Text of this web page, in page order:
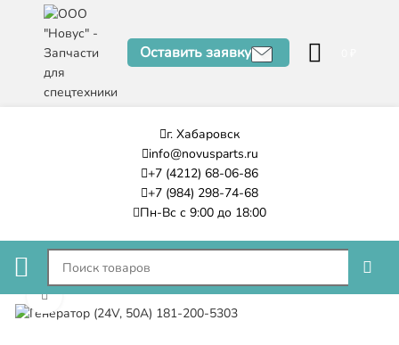
Оставить заявку
г. Хабаровск
info@novusparts.ru
+7 (4212) 68-06-86
+7 (984) 298-74-68
Пн-Вс с 9:00 до 18:00
Нажмите, чтобы увеличить